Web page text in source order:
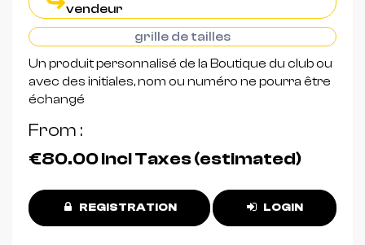
vendeur
grille de tailles
Un produit personnalisé de la Boutique du club ou
avec des initiales, nom ou numéro ne pourra être
échangé
From
€80.00incl Taxes (estimated)
REGISTRATION LOGIN